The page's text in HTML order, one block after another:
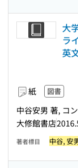
大
ラ
英
紙 図書
中谷安男 著, コ
大修館書店
著者標目 中谷, 安